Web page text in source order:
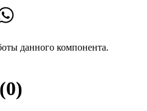
данного компонента.
(0)